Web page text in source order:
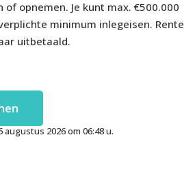
opnemen. Je kunt max. €500.000
minimum inlegeisen. Rente
uitbetaald.
augustus 2026 om 06:48 u.